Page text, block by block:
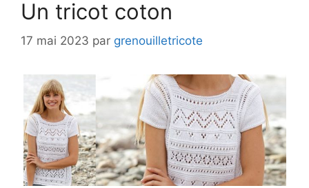
Un tricot coton
17 mai 2023 par grenouilletricote